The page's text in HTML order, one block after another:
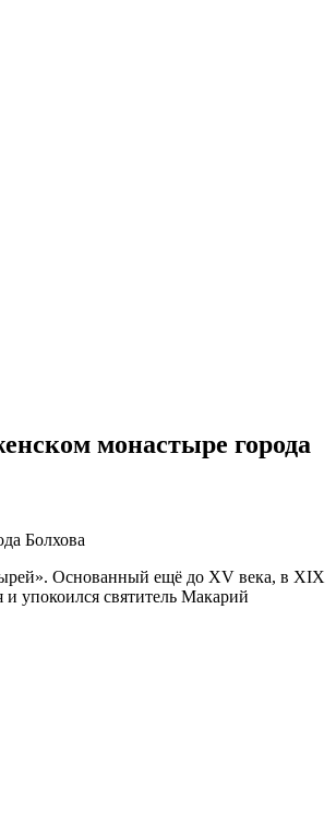
монастыре города
Основанный ещё до XV века, в XIX
упокоился святитель Макарий